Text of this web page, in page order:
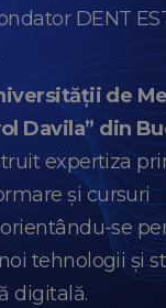
DENT
de
Davila” din
expertiza
și cursuri
se
tehnologii și
digitală.